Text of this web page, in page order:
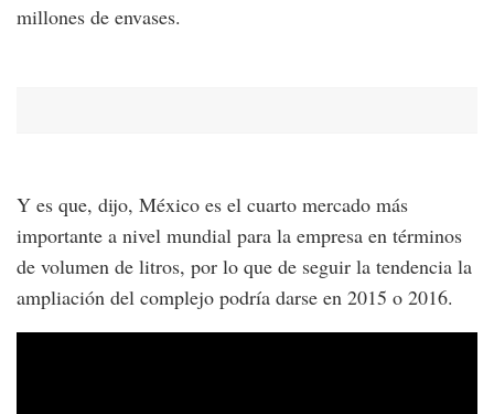
millones de envases.
Y es que, dijo, México es el cuarto mercado más
importante a nivel mundial para la empresa en términos
de volumen de litros, por lo que de seguir la tendencia la
ampliación del complejo podría darse en 2015 o 2016.